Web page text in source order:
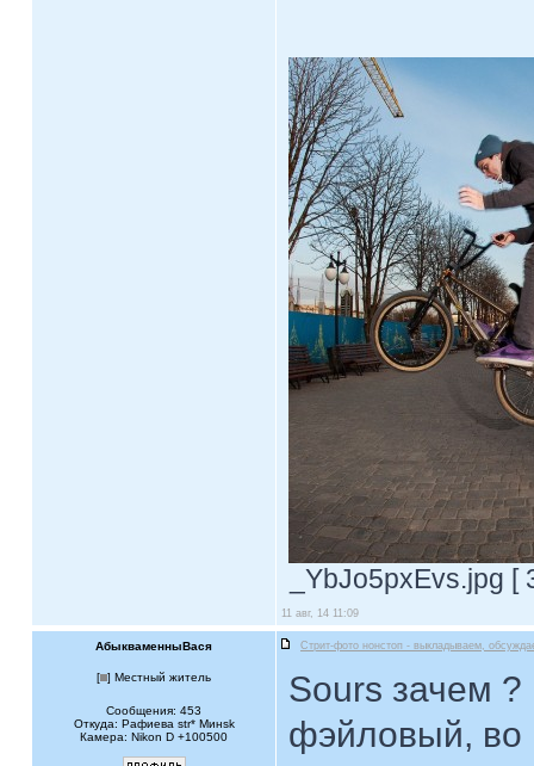
_YbJo5pxEvs.jpg
11 авг, 14 11:09
АбыкваменныВася Стрит-фото нонстоп - выкладываем,
[ ] Местный житель
Сообщения: 453
Откуда: Рафиева str* Mинsk
Камера: Nikon D +100500
Sours зачем
фэйловый, во